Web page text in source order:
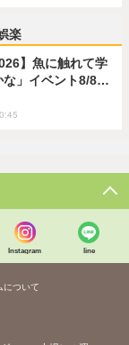
楽
】魚に触れて学
な」イベント8/8…
Instagram line
について